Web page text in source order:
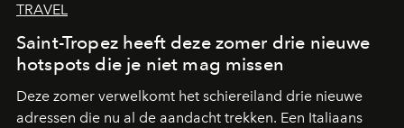
TRAVEL
Saint-Tropez heeft deze zomer drie nieuwe
hotspots die je niet mag missen
Deze zomer verwelkomt het schiereiland drie nieuwe
adressen die nu al de aandacht trekken. Een Italiaans